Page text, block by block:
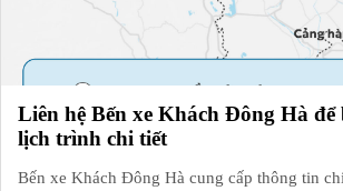
Liên hệ Bến xe Khách Đông Hà để
lịch trình chi tiết
Bến xe Khách Đông Hà cung cấp thông tin